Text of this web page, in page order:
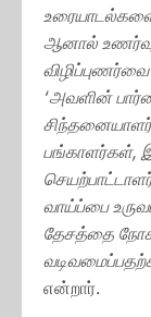
ஆனால்
‘அவளின்
பங்காளர்கள்,
வாய்ப்பை
தேசத்தை
என்றார்.